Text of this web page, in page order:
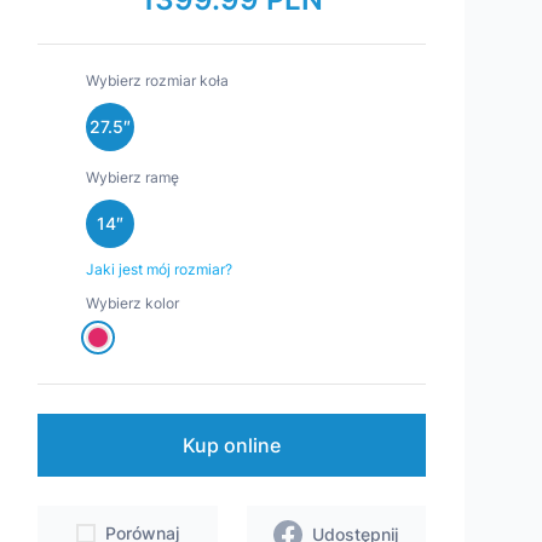
Wybierz rozmiar koła
27.5″
Wybierz ramę
14″
Jaki jest mój rozmiar?
Wybierz kolor
Kup online
Porównaj Udostępnij